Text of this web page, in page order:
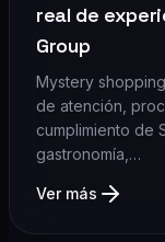
real de
Group
Mystery
de atención,
cumplimiento de
gastronomía,…
Ver más